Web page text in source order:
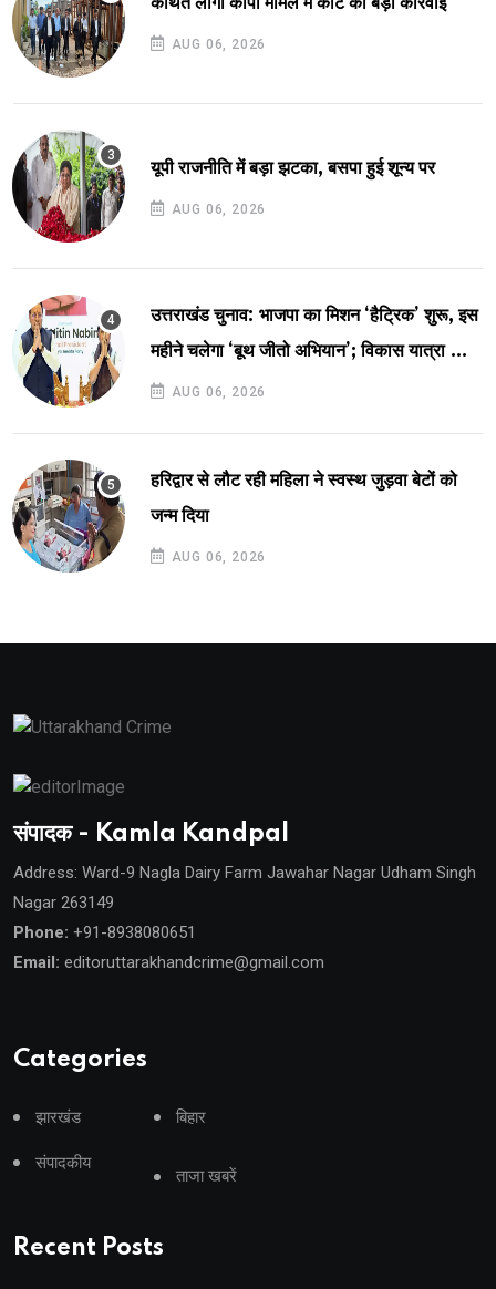
AUG 06, 2026
यूपी राजनीति में बड़ा झटका, बसपा हुई शून्य पर
AUG 06, 2026
उत्तराखंड चुनाव: भाजपा का मिशन ‘हैट्रिक’ शुरू, इस
महीने चलेगा ‘बूथ जीतो अभियान’; विकास यात्रा और
लखपति दीदी सम्मेलन की तैयारी
AUG 06, 2026
हरिद्वार से लौट रही महिला ने स्वस्थ जुड़वा बेटों को
जन्म दिया
AUG 06, 2026
संपादक - Kamla Kandpal
Address: Ward-9 Nagla Dairy Farm Jawahar Nagar Udham Singh
Nagar 263149
Phone: +91-8938080651
Email: editoruttarakhandcrime@gmail.com
Categories
झारखंड बिहार
संपादकीय
ताजा खबरें
Recent Posts